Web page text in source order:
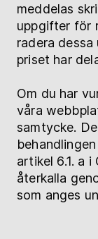
meddelas
uppgifter för
radera
priset har
Om du har
våra
samtycke.
artikel 6.1. a i
återkalla
som anges